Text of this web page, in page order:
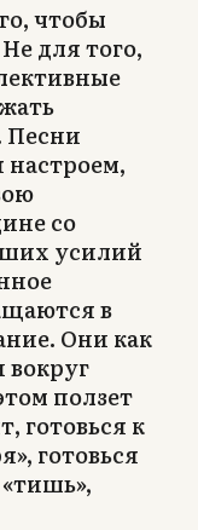
чтобы
для того,
Песни
со
усилий
в
Они как
ползет
готовься к
готовься